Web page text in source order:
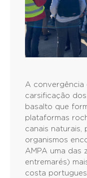
A convergência
carsificação
basalto que
plataformas
canais naturais,
organismos
AMPA uma das
entremarés)
costa